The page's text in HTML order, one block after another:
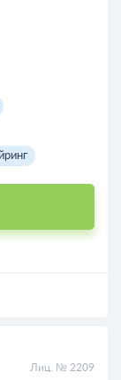
Лиц. № 2209